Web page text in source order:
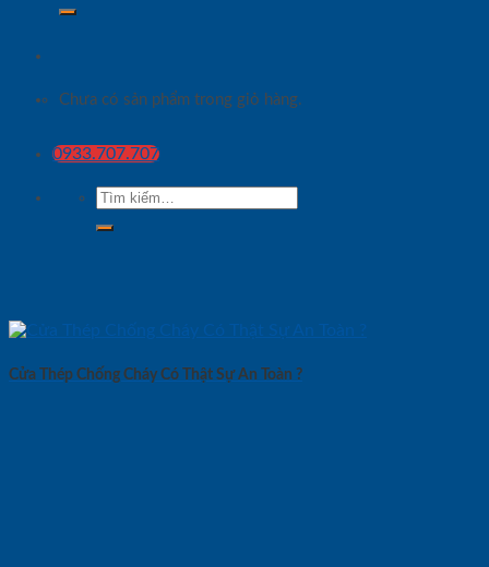
Chưa có sản phẩm trong giỏ hàng.
0933.707.707
Tìm
kiếm:
Cửa Thép Chống Cháy Có Thật Sự An Toàn ?